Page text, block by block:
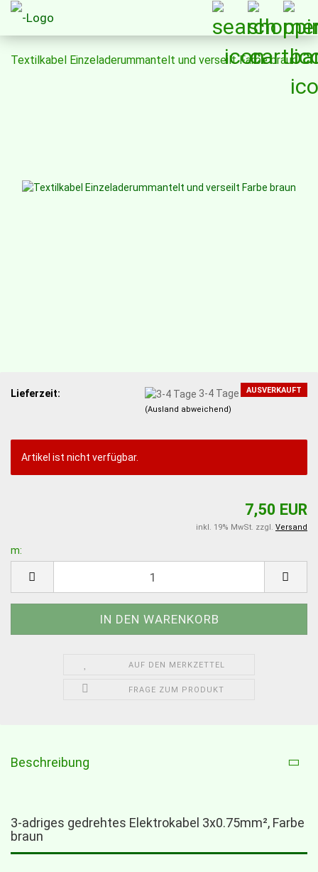
Textilkabel Einzeladerummantelt und verseilt Farbe braun
AUSVERKAUFT
Lieferzeit: 3-4 Tage
(Ausland abweichend)
Artikel ist nicht verfügbar.
7,50 EUR
inkl. 19% MwSt. zzgl. Versand
m:
AUF DEN MERKZETTEL
FRAGE ZUM PRODUKT
Beschreibung
3-adriges gedrehtes Elektrokabel 3x0.75mm², Farbe
braun